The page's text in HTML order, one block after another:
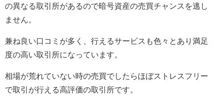
の異なる取引所があるので暗号資産の売買チャンスを逃し
ません。
兼ね良い口コミが多く、行えるサービスも色々とあり満足
度の高い取引所になっています。
相場が荒れていない時の売買でしたらほぼストレスフリー
で取引が行える高評価の取引所です。